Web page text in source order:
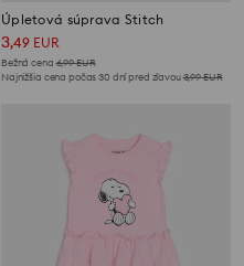
Úpletová súprava Stitch
3,49 EUR
Bežná cena 6,99EUR
Najnižšia cena počas 30 dní pred zľavou3,99EUR